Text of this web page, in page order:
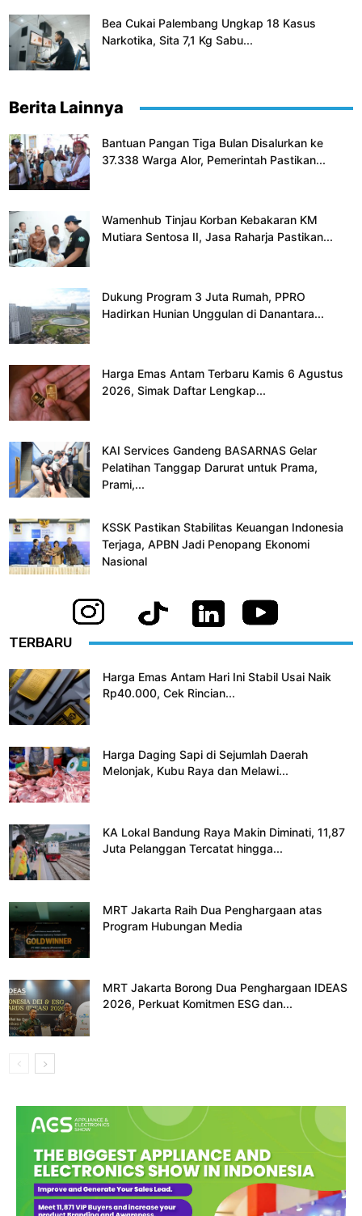
Bea Cukai Palembang Ungkap 18 Kasus
Narkotika, Sita 7,1 Kg Sabu...
Berita Lainnya
Bantuan Pangan Tiga Bulan Disalurkan ke
37.338 Warga Alor, Pemerintah Pastikan...
Wamenhub Tinjau Korban Kebakaran KM
Mutiara Sentosa II, Jasa Raharja Pastikan...
Dukung Program 3 Juta Rumah, PPRO
Hadirkan Hunian Unggulan di Danantara...
Harga Emas Antam Terbaru Kamis 6 Agustus
2026, Simak Daftar Lengkap...
KAI Services Gandeng BASARNAS Gelar
Pelatihan Tanggap Darurat untuk Prama,
Prami,...
KSSK Pastikan Stabilitas Keuangan Indonesia
Terjaga, APBN Jadi Penopang Ekonomi
Nasional
TERBARU
Harga Emas Antam Hari Ini Stabil Usai Naik
Rp40.000, Cek Rincian...
Harga Daging Sapi di Sejumlah Daerah
Melonjak, Kubu Raya dan Melawi...
KA Lokal Bandung Raya Makin Diminati, 11,87
Juta Pelanggan Tercatat hingga...
MRT Jakarta Raih Dua Penghargaan atas
Program Hubungan Media
MRT Jakarta Borong Dua Penghargaan IDEAS
2026, Perkuat Komitmen ESG dan...